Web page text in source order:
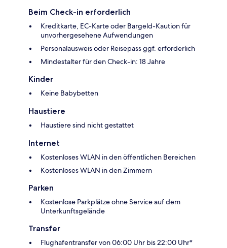
Beim Check-in erforderlich
Kreditkarte, EC-Karte oder Bargeld-Kaution für
unvorhergesehene Aufwendungen
Personalausweis oder Reisepass ggf. erforderlich
Mindestalter für den Check-in: 18 Jahre
Kinder
Keine Babybetten
Haustiere
Haustiere sind nicht gestattet
Internet
Kostenloses WLAN in den öffentlichen Bereichen
Kostenloses WLAN in den Zimmern
Parken
Kostenlose Parkplätze ohne Service auf dem
Unterkunftsgelände
Transfer
Flughafentransfer von 06:00 Uhr bis 22:00 Uhr*